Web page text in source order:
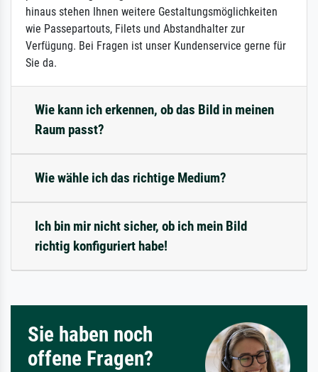
hinaus stehen Ihnen weitere Gestaltungsmöglichkeiten
wie Passepartouts, Filets und Abstandhalter zur
Verfügung. Bei Fragen ist unser Kundenservice gerne für
Sie da.
Wie kann ich erkennen, ob das Bild in meinen
Raum passt?
Wie wähle ich das richtige Medium?
Ich bin mir nicht sicher, ob ich mein Bild
richtig konfiguriert habe!
Sie haben noch
offene Fragen?